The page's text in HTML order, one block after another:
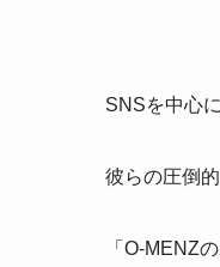
SNSを中心
彼らの圧倒
「O-MENZ